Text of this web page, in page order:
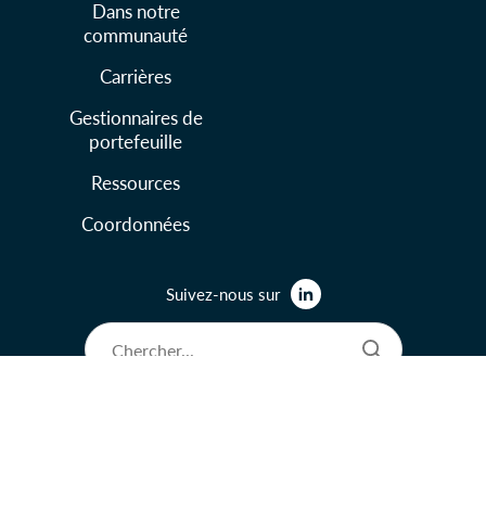
Dans notre
communauté
Carrières
Gestionnaires de
portefeuille
Ressources
Coordonnées
Suivez-nous sur